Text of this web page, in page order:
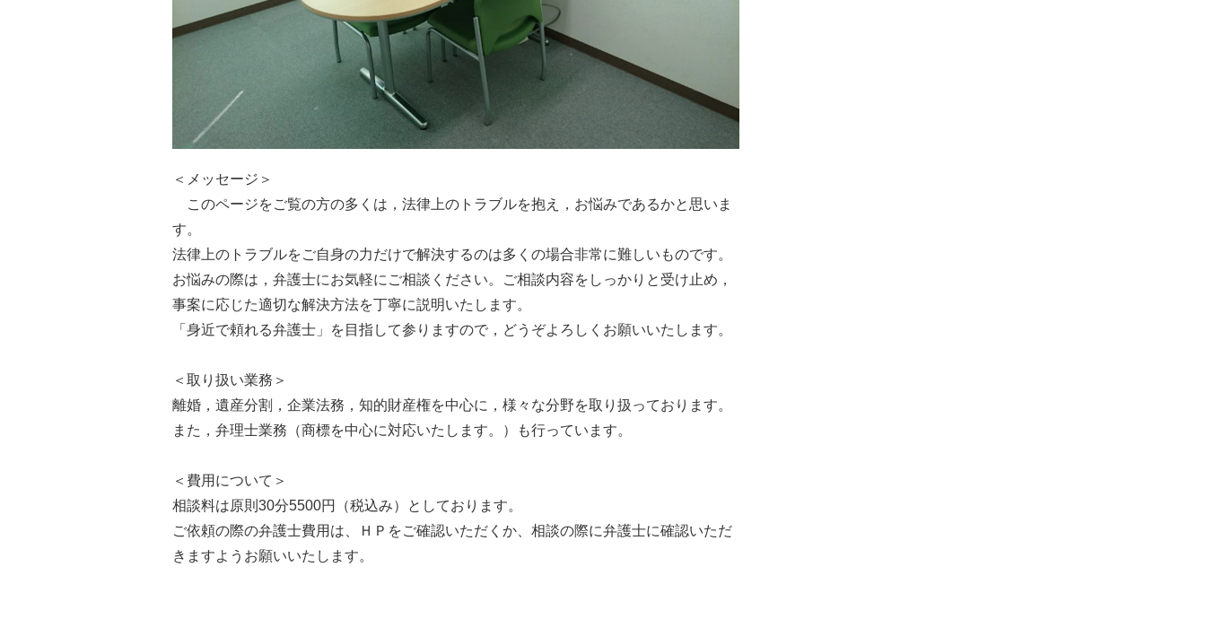
＜メッセージ＞
このページをご覧の方の多くは，法律上のトラブルを抱え，お悩みであるかと思いま
す。
法律上のトラブルをご自身の力だけで解決するのは多くの場合非常に難しいものです。
お悩みの際は，弁護士にお気軽にご相談ください。ご相談内容をしっかりと受け止め，
事案に応じた適切な解決方法を丁寧に説明いたします。
「身近で頼れる弁護士」を目指して参りますので，どうぞよろしくお願いいたします。
＜取り扱い業務＞
離婚，遺産分割，企業法務，知的財産権を中心に，様々な分野を取り扱っております。
また，弁理士業務（商標を中心に対応いたします。）も行っています。
＜費用について＞
相談料は原則30分5500円（税込み）としております。
ご依頼の際の弁護士費用は、ＨＰをご確認いただくか、相談の際に弁護士に確認いただ
きますようお願いいたします。